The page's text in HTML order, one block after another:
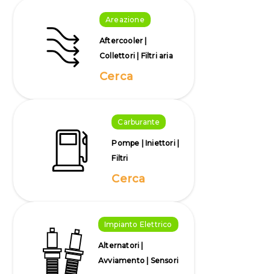
Areazione
Aftercooler |
Collettori | Filtri aria
Cerca
Carburante
Pompe | Iniettori |
Filtri
Cerca
Impianto Elettrico
Alternatori |
Avviamento | Sensori